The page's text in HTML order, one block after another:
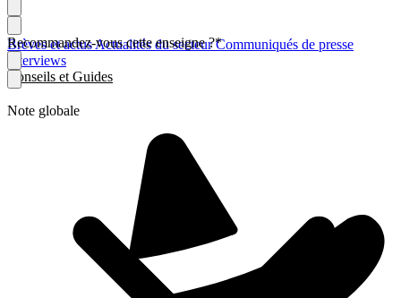
Brèves et actusActualités du secteurCommuniqués de presse
Interviews
Conseils et Guides
Recommandez-vous cette enseigne ?*
Note globale